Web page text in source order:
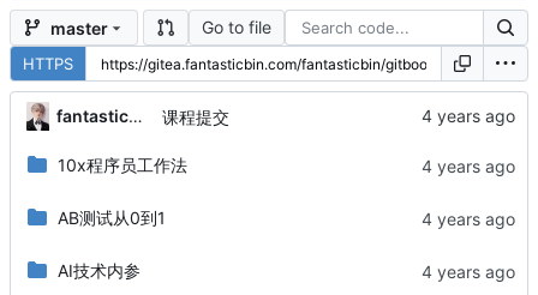
master Go to file
HTTPS
fantasticbin 课程提交
10x程序员工作法
AB测试从0到1
AI技术内参